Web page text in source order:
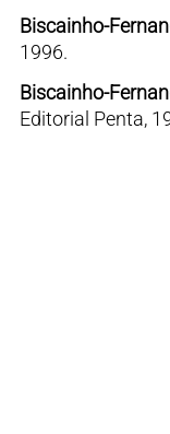
Biscainho-
1996.
Biscainho-
Editorial Penta,